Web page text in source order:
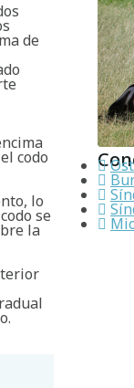
de
codo
lo
se
la